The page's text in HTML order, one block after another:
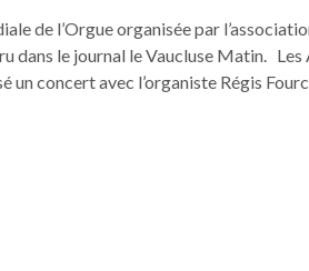
de l’Orgue organisée par
dans le journal le Vaucluse Matin. Les
un concert avec l’organiste Régis